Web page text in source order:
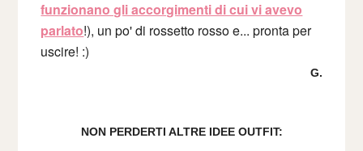
funzionano gli accorgimenti di cui vi avevo
parlato!), un po' di rossetto rosso e... pronta per
uscire! :)
G.
NON PERDERTI ALTRE IDEE OUTFIT: